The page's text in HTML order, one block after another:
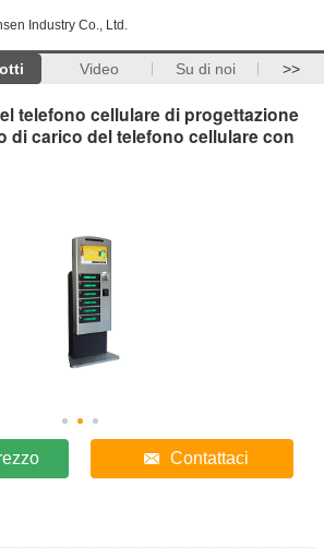
Industry Co., Ltd.
Video Su di noi >>
telefono cellulare di progettazione
di carico del telefono cellulare con
Contattaci